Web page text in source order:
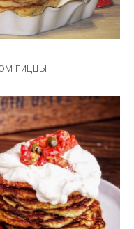
пиццы